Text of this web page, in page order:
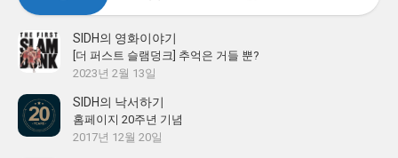
SIDH의 영화이야기
[더 퍼스트 슬램덩크] 추억은 거들 뿐?
2023년 2월 13일
SIDH의 낙서하기
홈페이지 20주년 기념
2017년 12월 20일